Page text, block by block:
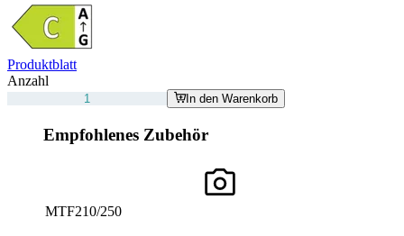
Produktblatt
Anzahl
In den Warenkorb
Empfohlenes Zubehör
MTF210/250